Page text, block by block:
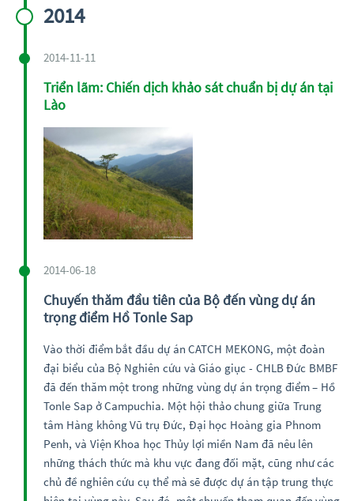
2014
2014-11-11
Triển lãm: Chiến dịch khảo sát chuẩn bị dự án tại
Lào
2014-06-18
Chuyến thăm đầu tiên của Bộ đến vùng dự án
trọng điểm Hồ Tonle Sap
Vào thời điểm bắt đầu dự án CATCH MEKONG, một đoàn
đại biểu của Bộ Nghiên cứu và Giáo giục - CHLB Đức BMBF
đã đến thăm một trong những vùng dự án trọng điểm – Hồ
Tonle Sap ở Campuchia. Một hội thảo chung giữa Trung
tâm Hàng không Vũ trụ Đức, Đại học Hoàng gia Phnom
Penh, và Viện Khoa học Thủy lợi miền Nam đã nêu lên
những thách thức mà khu vực đang đối mặt, cũng như các
chủ đề nghiên cứu cụ thể mà sẽ được dự án tập trung thực